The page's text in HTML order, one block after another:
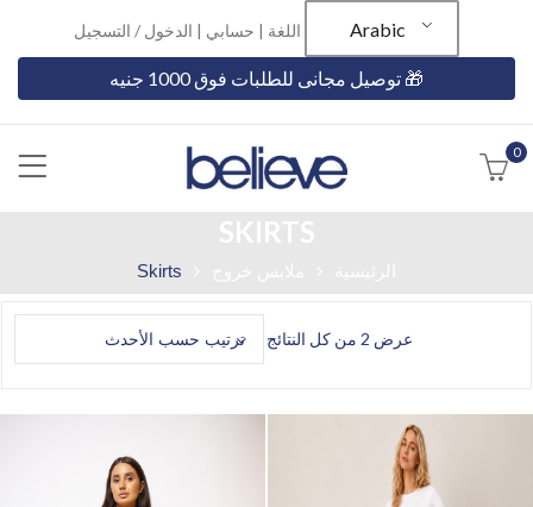
Arabic اللغة | حسابي | الدخول / التسجيل
🎁 توصيل مجانى للطلبات فوق 1000 جنيه
0
Skirts
عرض ⁦2⁩ من كل النتائج
تم
ترتيب حسب الأحدث